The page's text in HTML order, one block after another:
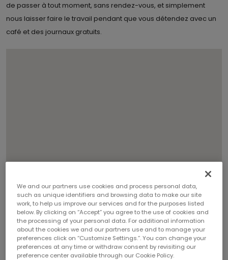
de passer à tout moment, sans rendez-vous, et simplement
nous laisser faire le travail pendant que vous détendez avec un
café et des journaux gratuits.
1
We and our partners use cookies and process personal data,
such as unique identifiers and browsing data to make our site
work, to help us improve our services and for the purposes listed
below. By clicking on “Accept” you agree to the use of cookies and
the processing of your personal data. For additional information
about the cookies we and our partners use and to manage your
preferences click on “Customize Settings.”. You can change your
preferences at any time or withdraw consent by revisiting our
preference center available through our Cookie Policy.